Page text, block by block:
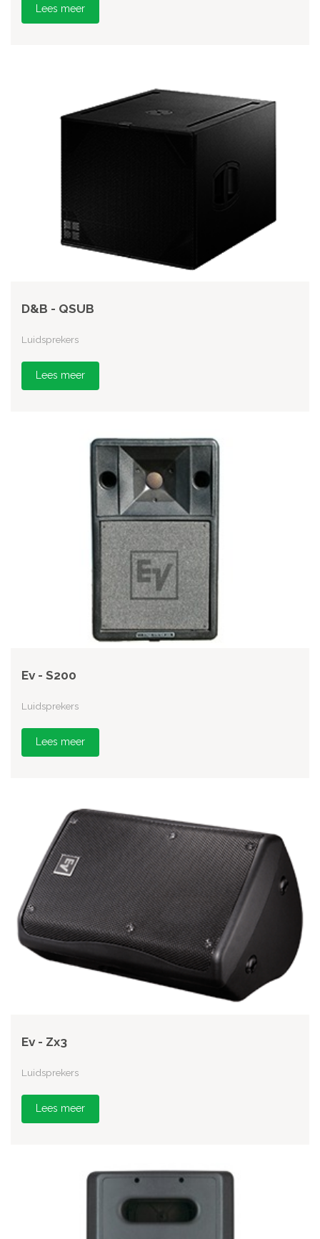
Lees meer
D&B - QSUB
Luidsprekers
Lees meer
Ev - S200
Luidsprekers
Lees meer
Ev - Zx3
Luidsprekers
Lees meer